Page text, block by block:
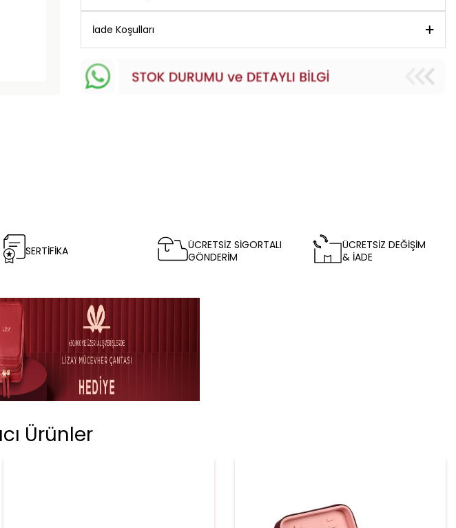
İade Koşulları
SERTİFİKA
ÜCRETSİZ SİGORTALI
GÖNDERİM
ÜCRETSİZ DEĞİŞİM
& İADE
Ürünler